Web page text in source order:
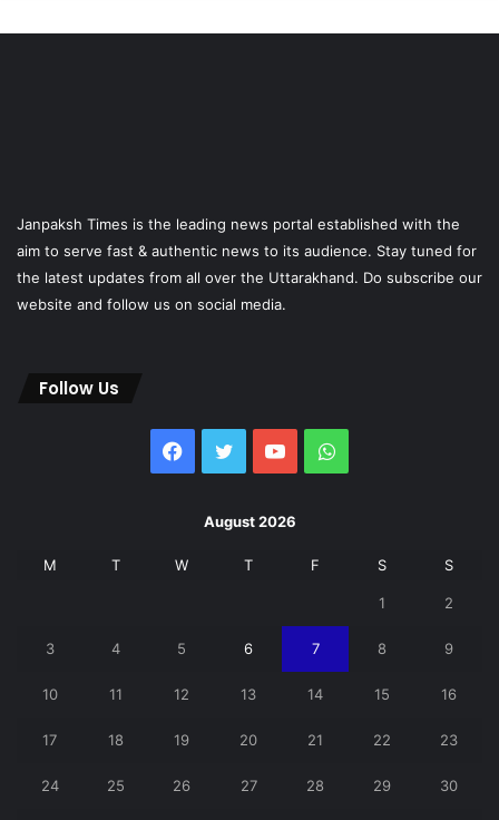
Janpaksh Times is the leading news portal established with the
aim to serve fast & authentic news to its audience. Stay tuned for
the latest updates from all over the Uttarakhand. Do subscribe our
website and follow us on social media.
Follow Us
Facebook
Twitter YouTubeWhatsApp
August 2026
M T W T F S S
1 2
3 4 5 6 7 8 9
10 11 12 13 14 15 16
17 18 19 20 21 22 23
24 25 26 27 28 29 30